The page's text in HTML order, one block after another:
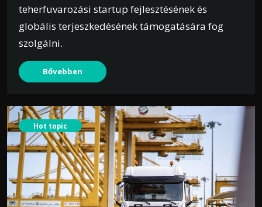
teherfuvarozási startup fejlesztésének és
globális terjeszkedésének támogatására fog
szolgálni.
Bővebben
Hot topic